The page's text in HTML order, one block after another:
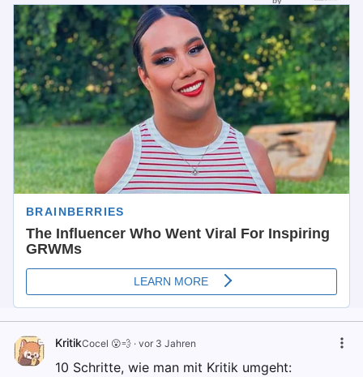
KritikCocel 😮💨 · vor 3 Jahren
10 Schritte, wie man mit Kritik umgeht: